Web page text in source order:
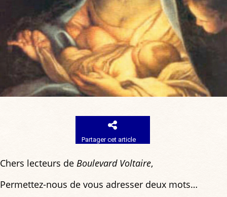
Partager cet article
Chers lecteurs de Boulevard Voltaire,
Permettez-nous de vous adresser deux mots…